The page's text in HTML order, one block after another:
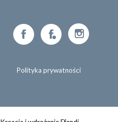
Polityka prywatności